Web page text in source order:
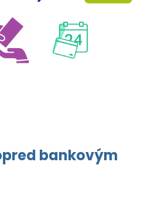
bankovým